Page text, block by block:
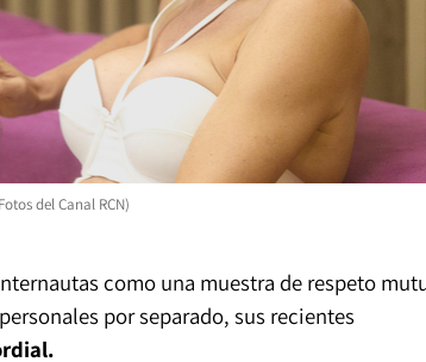
del Canal RCN)
como una muestra de respeto
por separado, sus recientes